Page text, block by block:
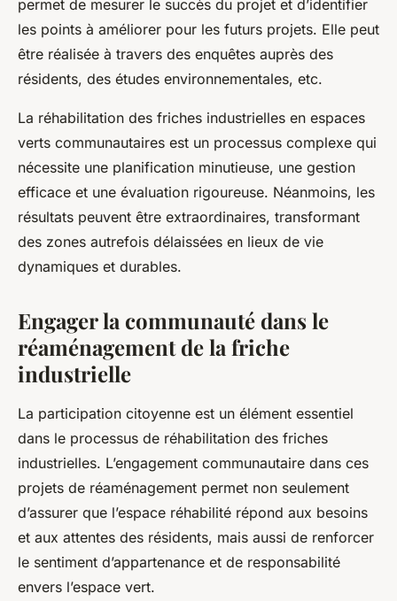
permet de mesurer le succès du projet et d’identifier
les points à améliorer pour les futurs projets. Elle peut
être réalisée à travers des enquêtes auprès des
résidents, des études environnementales, etc.
La réhabilitation des friches industrielles en espaces
verts communautaires est un processus complexe qui
nécessite une planification minutieuse, une gestion
efficace et une évaluation rigoureuse. Néanmoins, les
résultats peuvent être extraordinaires, transformant
des zones autrefois délaissées en lieux de vie
dynamiques et durables.
Engager la communauté dans le
réaménagement de la friche
industrielle
La participation citoyenne est un élément essentiel
dans le processus de réhabilitation des friches
industrielles. L’engagement communautaire dans ces
projets de réaménagement permet non seulement
d’assurer que l’espace réhabilité répond aux besoins
et aux attentes des résidents, mais aussi de renforcer
le sentiment d’appartenance et de responsabilité
envers l’espace vert.